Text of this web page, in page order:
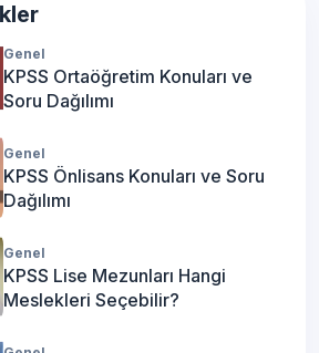
Genel
KPSS Ortaöğretim Konuları ve
Soru Dağılımı
Genel
KPSS Önlisans Konuları ve Soru
Dağılımı
Genel
KPSS Lise Mezunları Hangi
Meslekleri Seçebilir?